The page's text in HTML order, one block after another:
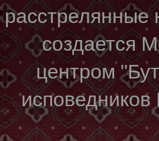
расстрелянные
создается
центром